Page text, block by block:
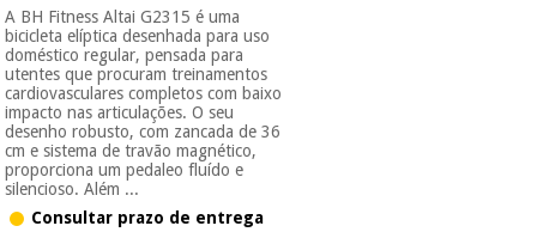
A BH Fitness Altai G2315 é uma
bicicleta elíptica desenhada para uso
doméstico regular, pensada para
utentes que procuram treinamentos
cardiovasculares completos com baixo
impacto nas articulações. O seu
desenho robusto, com zancada de 36
cm e sistema de travão magnético,
proporciona um pedaleo fluído e
silencioso. Além ...
Consultar prazo de entrega